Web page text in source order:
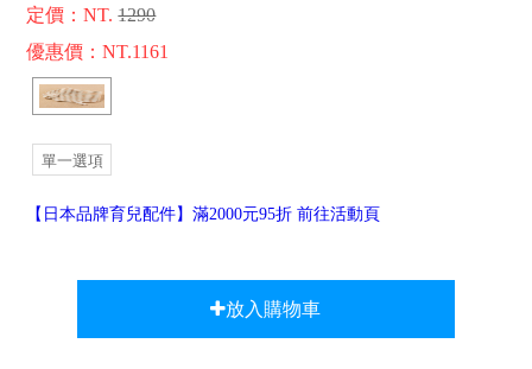
定價：NT.1290
優惠價：NT.1161
單一選項
【日本品牌育兒配件】滿2000元95折 前往活動頁
放入購物車